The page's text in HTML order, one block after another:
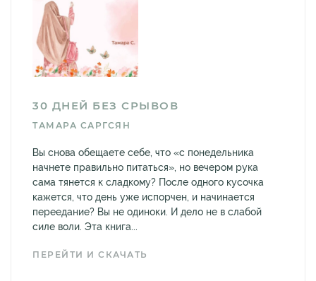
30 ДНЕЙ БЕЗ СРЫВОВ
ТАМАРА САРГСЯН
Вы снова обещаете себе, что «с понедельника
начнете правильно питаться», но вечером рука
сама тянется к сладкому? После одного кусочка
кажется, что день уже испорчен, и начинается
переедание? Вы не одиноки. И дело не в слабой
силе воли. Эта книга...
ПЕРЕЙТИ И СКАЧАТЬ